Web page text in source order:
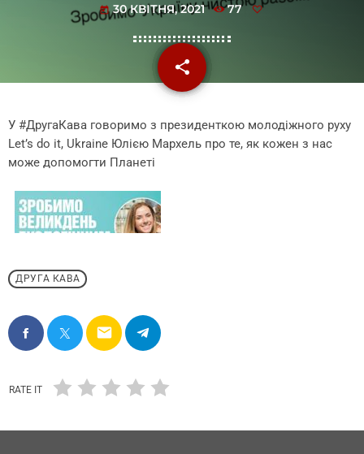
today 30 КВІТНЯ, 2021 77
share
email
У #ДругаКава говоримо з президенткою молодіжного руху
Let’s do it, Ukraine Юлією Мархель про те, як кожен з нас
може допомогти Планеті
ДРУГА КАВА
email
RATE IT